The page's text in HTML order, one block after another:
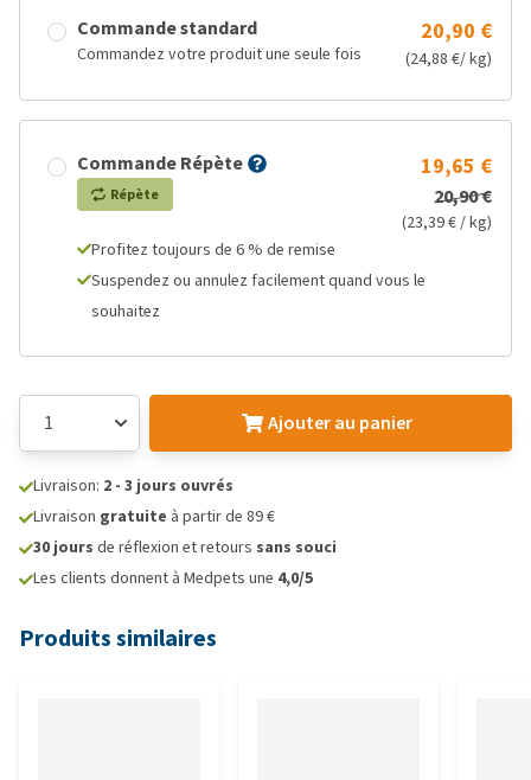
Commande standard
Commandez votre produit une seule fois
20,90 €
(24,88 €/ kg)
Commande Répète
Répète
19,65 €
20,90 €
(23,39 € / kg)
Profitez toujours de 6 % de remise
Suspendez ou annulez facilement quand vous le
souhaitez
Ajouter au panier
Livraison: 2 - 3 jours ouvrés
Livraison gratuite à partir de 89 €
30 jours de réflexion et retours sans souci
Les clients donnent à Medpets une 4,0/5
Produits similaires